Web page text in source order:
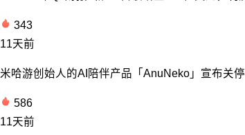
343
11天前
米哈游创始人的AI陪伴产品「AnuNeko」宣布关停
586
11天前